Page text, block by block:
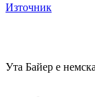
Източник
Ута Байер е